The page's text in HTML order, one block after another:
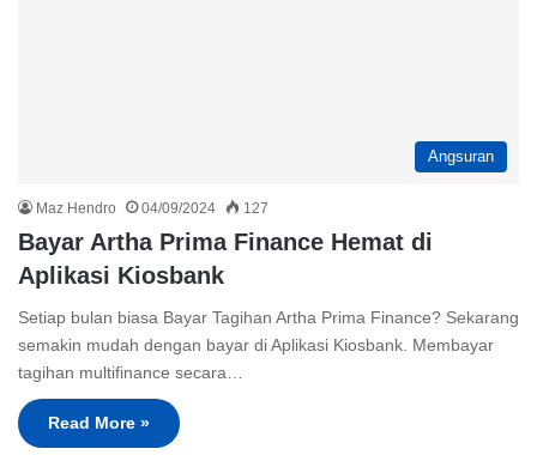
Angsuran
Maz Hendro 04/09/2024 127
Bayar Artha Prima Finance Hemat di
Aplikasi Kiosbank
Setiap bulan biasa Bayar Tagihan Artha Prima Finance? Sekarang
semakin mudah dengan bayar di Aplikasi Kiosbank. Membayar
tagihan multifinance secara…
Read More »